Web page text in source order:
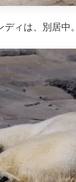
ィは、別居中。